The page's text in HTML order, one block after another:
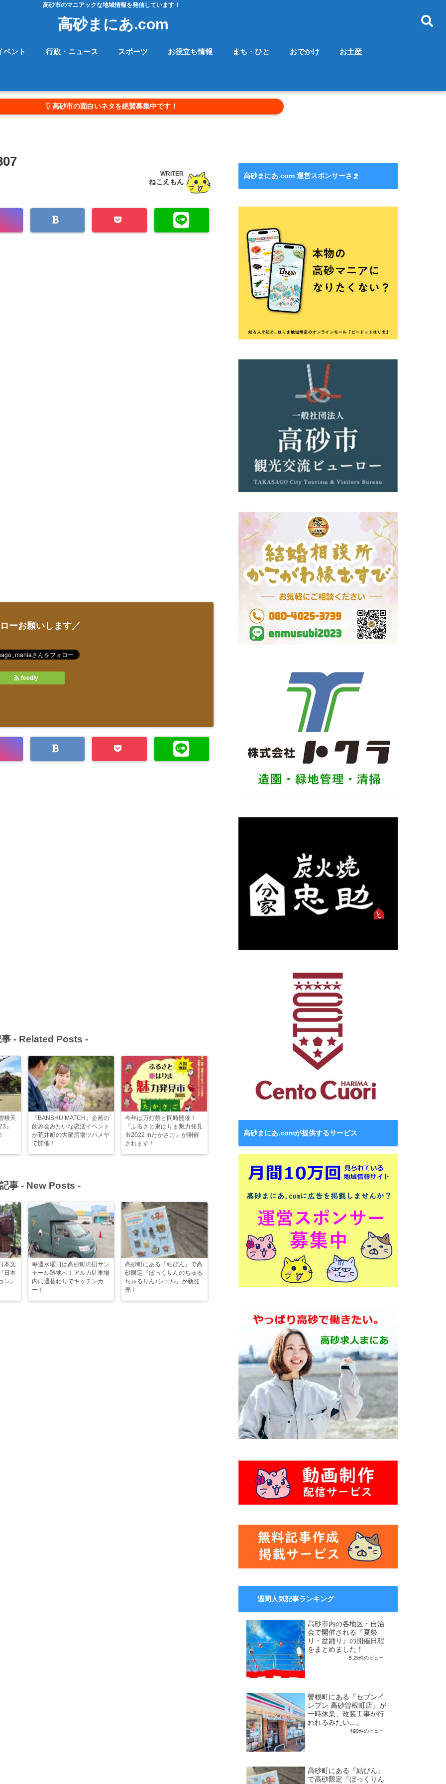
高砂市のマニアックな地域情報を発信しています！
高砂まにあ.com
ベント 行政・ニュース スポーツ お役立ち情報 まち・ひと おでかけ お土産
高砂市の面白いネタを絶賛募集中です！
WRITER
ねこえもん
ーお願いします／
feedly
- Related Posts -
根天
』
『BANSHU MATCH』企画の
飲み会みたいな恋活イベント
が荒井町の大衆酒場ツバメヤ
で開催！
今年は万灯祭と同時開催！
『ふるさと東はりま魅力発見
市2022 inたかさご』が開催
されます！
事 - New Posts -
本文
日本
』
毎週水曜日は高砂町の旧サン
モール跡地へ！アルカ駐車場
内に週替わりでキッチンカ
ー！
高砂町にある『結びん』で高
砂限定『ぼっくりんのちゅる
ちゅるりん♪シール』が新発
売！
高砂まにあ.com 運営スポンサーさま
高砂まにあ.comが提供するサービス
週間人気記事ランキング
高砂市内の各地区・自治
会で開催される『夏祭
り・盆踊り』の開催日程
をまとめました！
5.2k件のビュー
曽根町にある『セブンイ
レブン 高砂曽根町店』が
一時休業、改装工事が行
われるみたい…。
490件のビュー
高砂町にある『結びん』
で高砂限定『ぼっくりん